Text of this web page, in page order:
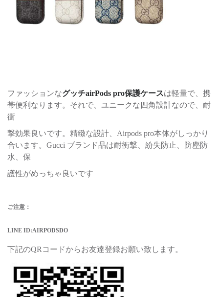
ファッションなグッチairPods pro保護ケースは軽量で、携
帯便利なります。それで、ユニークな四角設計なので、耐
衝
撃効果良いです。精緻な設計、Airpods pro本体がしっかり
合います。Gucci ブランド品は耐衝撃、紛失防止、防塵防
水、保
護性がめっちゃ良いです
ご注意：
LINE ID:AIRPODSDO
下記のQRコードからお友達登録お願い致します。